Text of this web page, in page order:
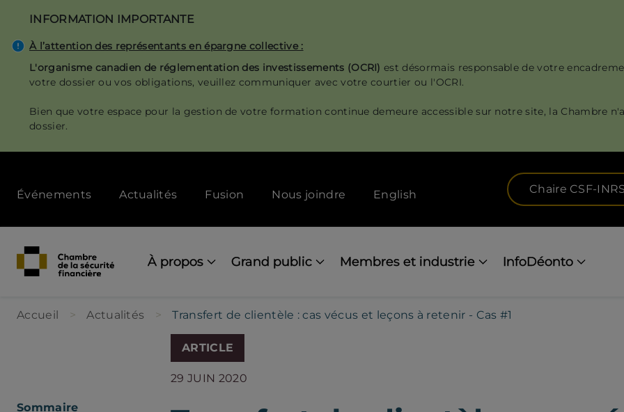
contenu
INFORMATION IMPORTANTE
À l’attention des représentants en épargne collective :
L'organisme canadien de réglementation des investissements (OCRI)est désormais responsable de votre
votre dossier ou vos obligations, veuillez communiquer avec votre courtier ou l'OCRI.
Bien que votre espace pour la gestion de votre formation continue demeure accessible sur notre site, la Chambre
dossier.
menu
[Desktop]
Événements Actualités Fusion Nous joindre English Chaire CSF-INRS
navigation
À propos Grand public Membres et industrie InfoDéonto
Accueil Actualités Transfert de clientèle : cas vécus et leçons à retenir - Cas #1
Sommaire
ARTICLE
29 JUIN 2020